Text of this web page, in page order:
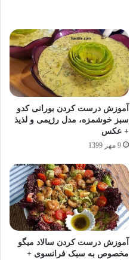
آموزش درست کردن بورانی کدو
سبز خوشمزه، مدل رژیمی و لذیذ
+ عکس
9 مهر 1399
آموزش درست کردن سالاد میگو
مخصوص به سبک فرانسوی +